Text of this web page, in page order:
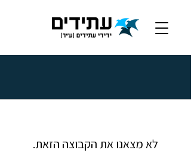
לא מצאנו את הקבוצה הזאת.